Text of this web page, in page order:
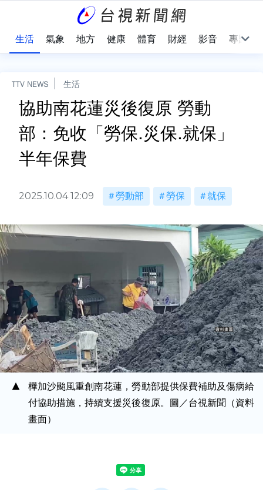
生活 氣象 地方 健康 體育 財經 影音 專題
TTV NEWS 生活
協助南花蓮災後復原 勞動
部：免收「勞保.災保.就保」
半年保費
2025.10.04 12:09 勞動部 勞保 就保
樺加沙颱風重創南花蓮，勞動部提供保費補助及傷病給
付協助措施，持續支援災後復原。圖／台視新聞（資料
畫面）